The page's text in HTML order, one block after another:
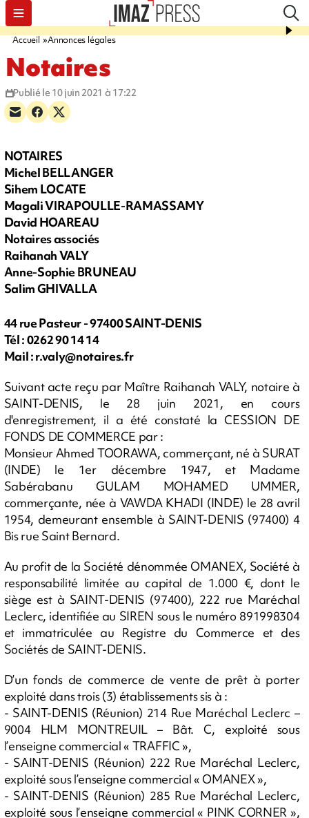
Accueil Annonces légales
Notaires
Publié le 10 juin 2021 à 17:22
NOTAIRES
Michel BELLANGER
Sihem LOCATE
Magali VIRAPOULLE-RAMASSAMY
David HOAREAU
Notaires associés
Raihanah VALY
Anne-Sophie BRUNEAU
Salim GHIVALLA
44 rue Pasteur - 97400 SAINT-DENIS
Tél : 0262 90 14 14
Mail :r.valy@notaires.fr
Suivant acte reçu par Maître Raihanah VALY, notaire à
SAINT-DENIS, le 28 juin 2021, en cours
d'enregistrement, il a été constaté la CESSION DE
FONDS DE COMMERCE par :
Monsieur Ahmed TOORAWA, commerçant, né à SURAT
(INDE) le 1er décembre 1947, et Madame
Sabérabanu GULAM MOHAMED UMMER,
commerçante, née à VAWDA KHADI (INDE) le 28 avril
1954, demeurant ensemble à SAINT-DENIS (97400) 4
Bis rue Saint Bernard.
Au profit de la Société dénommée OMANEX, Société à
responsabilité limitée au capital de 1.000 €, dont le
siège est à SAINT-DENIS (97400), 222 rue Maréchal
Leclerc, identifiée au SIREN sous le numéro 891998304
et immatriculée au Registre du Commerce et des
Sociétés de SAINT-DENIS.
D’un fonds de commerce de vente de prêt à porter
exploité dans trois (3) établissements sis à :
- SAINT-DENIS (Réunion) 214 Rue Maréchal Leclerc –
9004 HLM MONTREUIL – Bât. C, exploité sous
l’enseigne commercial « TRAFFIC »,
- SAINT-DENIS (Réunion) 222 Rue Maréchal Leclerc,
exploité sous l’enseigne commercial « OMANEX »,
- SAINT-DENIS (Réunion) 285 Rue Maréchal Leclerc,
exploité sous l’enseigne commercial « PINK CORNER »,